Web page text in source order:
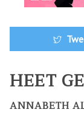
HEET
ANNABETH